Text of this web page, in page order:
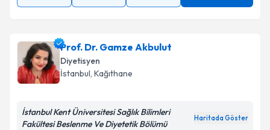
Prof. Dr. Gamze Akbulut
Diyetisyen
İstanbul, Kağıthane
İstanbul Kent Üniversitesi Sağlık Bilimleri
Fakültesi Beslenme Ve Diyetetik Bölümü
Haritada Göster